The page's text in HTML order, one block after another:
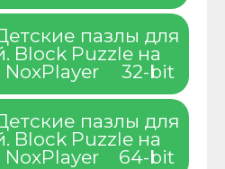
пазлы для
Block Puzzle на
32-bit
пазлы для
Block Puzzle на
64-bit